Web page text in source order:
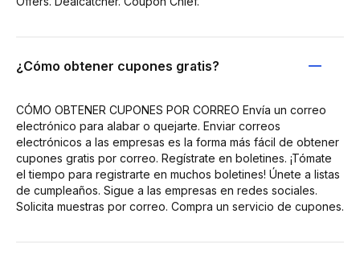
¿Cómo obtener cupones gratis?
CÓMO OBTENER CUPONES POR CORREO Envía un correo
electrónico para alabar o quejarte. Enviar correos
electrónicos a las empresas es la forma más fácil de obtener
cupones gratis por correo. Regístrate en boletines. ¡Tómate
el tiempo para registrarte en muchos boletines! Únete a listas
de cumpleaños. Sigue a las empresas en redes sociales.
Solicita muestras por correo. Compra un servicio de cupones.